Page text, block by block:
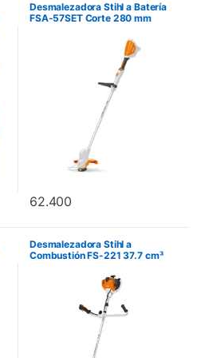
Desmalezadora Stihl a Batería
FSA-57SET Corte 280 mm
62.400
Desmalezadora Stihl a
Combustión FS-221 37.7 cm³